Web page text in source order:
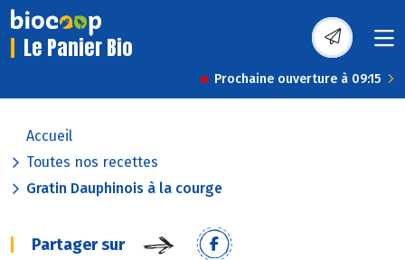
Le Panier Bio
Prochaine ouverture à 09:15
Accueil
Toutes nos recettes
Gratin Dauphinois à la courge
Partager sur